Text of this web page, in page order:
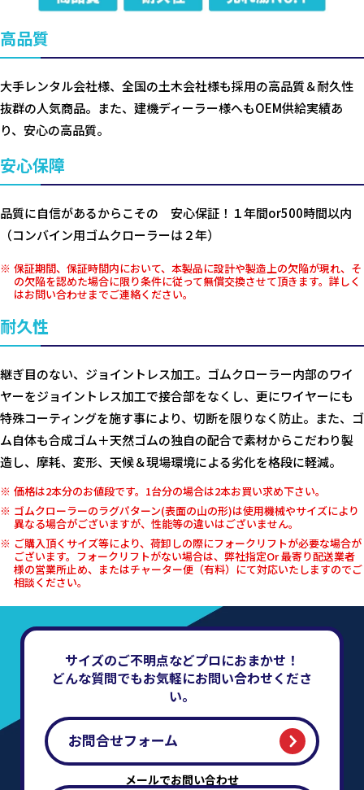
高品質
大手レンタル会社様、全国の土木会社様も採用の高品質＆耐久性
抜群の人気商品。また、建機ディーラー様へもOEM供給実績あ
り、安心の高品質。
安心保障
品質に自信があるからこその 安心保証！１年間or500時間以内
（コンバイン用ゴムクローラーは２年）
保証期間、保証時間内において、本製品に設計や製造上の欠陥が現れ、そ
の欠陥を認めた場合に限り条件に従って無償交換させて頂きます。詳しく
はお問い合わせまでご連絡ください。
耐久性
継ぎ目のない、ジョイントレス加工。ゴムクローラー内部のワイ
ヤーをジョイントレス加工で接合部をなくし、更にワイヤーにも
特殊コーティングを施す事により、切断を限りなく防止。また、ゴ
ム自体も合成ゴム＋天然ゴムの独自の配合で素材からこだわり製
造し、摩耗、変形、天候＆現場環境による劣化を格段に軽減。
価格は2本分のお値段です。1台分の場合は2本お買い求め下さい。
ゴムクローラーのラグパターン(表面の山の形)は使用機械やサイズにより
異なる場合がございますが、性能等の違いはございません。
ご購入頂くサイズ等により、荷卸しの際にフォークリフトが必要な場合が
ございます。フォークリフトがない場合は、弊社指定Or 最寄り配送業者
様の営業所止め、またはチャーター便（有料）にて対応いたしますのでご
相談ください。
サイズのご不明点などプロにおまかせ！
どんな質問でもお気軽にお問い合わせくださ
い。
お問合せフォーム
メールでお問い合わせ